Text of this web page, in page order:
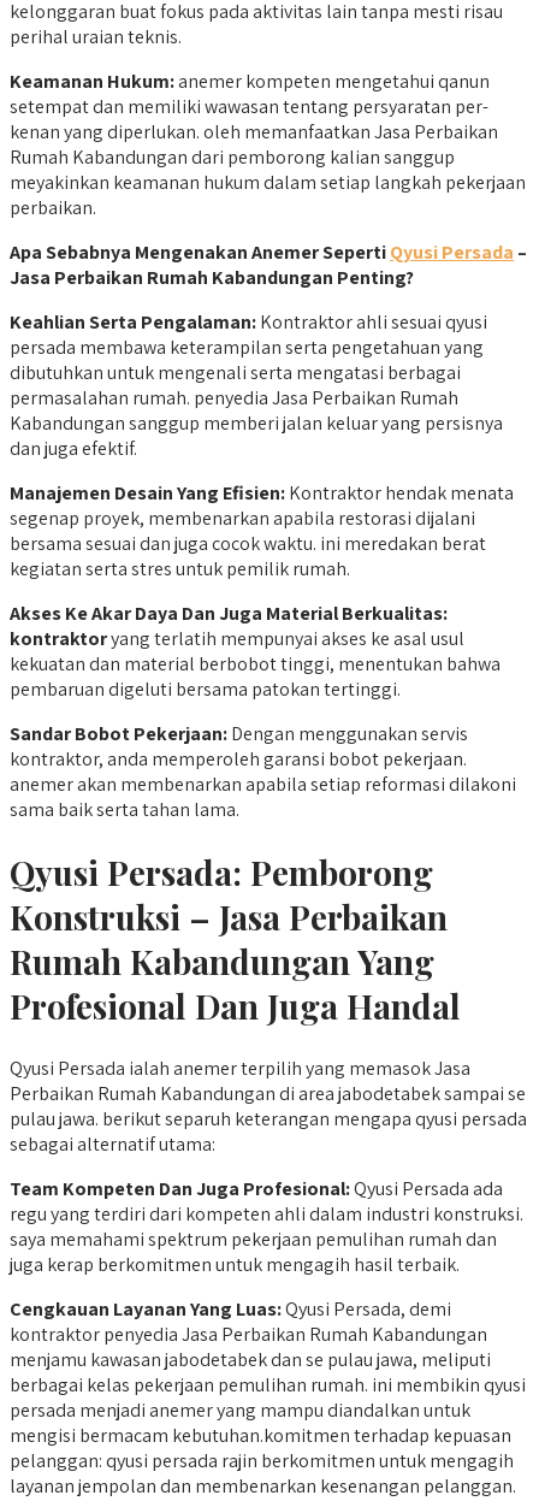
kelonggaran buat fokus pada aktivitas lain tanpa mesti risau
perihal uraian teknis.
Keamanan Hukum:anemer kompeten mengetahui qanun
setempat dan memiliki wawasan tentang persyaratan per-
kenan yang diperlukan. oleh memanfaatkan Jasa Perbaikan
Rumah Kabandungan dari pemborong kalian sanggup
meyakinkan keamanan hukum dalam setiap langkah pekerjaan
perbaikan.
Apa Sebabnya Mengenakan Anemer SepertiQyusi Persada –
Jasa Perbaikan Rumah Kabandungan Penting?
Keahlian Serta Pengalaman:Kontraktor ahli sesuai qyusi
persada membawa keterampilan serta pengetahuan yang
dibutuhkan untuk mengenali serta mengatasi berbagai
permasalahan rumah. penyedia Jasa Perbaikan Rumah
Kabandungan sanggup memberi jalan keluar yang persisnya
dan juga efektif.
Manajemen Desain Yang Efisien:Kontraktor hendak menata
segenap proyek, membenarkan apabila restorasi dijalani
bersama sesuai dan juga cocok waktu. ini meredakan berat
kegiatan serta stres untuk pemilik rumah.
Akses Ke Akar Daya Dan Juga Material Berkualitas:
kontraktoryang terlatih mempunyai akses ke asal usul
kekuatan dan material berbobot tinggi, menentukan bahwa
pembaruan digeluti bersama patokan tertinggi.
Sandar Bobot Pekerjaan:Dengan menggunakan servis
kontraktor, anda memperoleh garansi bobot pekerjaan.
anemer akan membenarkan apabila setiap reformasi dilakoni
sama baik serta tahan lama.
Qyusi Persada: Pemborong
Konstruksi – Jasa Perbaikan
Rumah Kabandungan Yang
Profesional Dan Juga Handal
Qyusi Persada ialah anemer terpilih yang memasok Jasa
Perbaikan Rumah Kabandungan di area jabodetabek sampai se
pulau jawa. berikut separuh keterangan mengapa qyusi persada
sebagai alternatif utama:
Team Kompeten Dan Juga Profesional:Qyusi Persada ada
regu yang terdiri dari kompeten ahli dalam industri konstruksi.
saya memahami spektrum pekerjaan pemulihan rumah dan
juga kerap berkomitmen untuk mengagih hasil terbaik.
Cengkauan Layanan Yang Luas:Qyusi Persada, demi
kontraktor penyedia Jasa Perbaikan Rumah Kabandungan
menjamu kawasan jabodetabek dan se pulau jawa, meliputi
berbagai kelas pekerjaan pemulihan rumah. ini membikin qyusi
persada menjadi anemer yang mampu diandalkan untuk
mengisi bermacam kebutuhan.komitmen terhadap kepuasan
pelanggan: qyusi persada rajin berkomitmen untuk mengagih
layanan jempolan dan membenarkan kesenangan pelanggan.